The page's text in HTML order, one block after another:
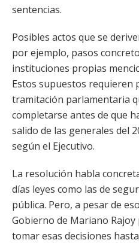
sentencias.
Posibles actos que se
por ejemplo, pasos
instituciones propias
Estos supuestos requieren
tramitación parlamentaria
completarse antes de que
salido de las generales del
según el Ejecutivo.
La resolución habla
días leyes como las de
pública. Pero, a pesar de
Gobierno de Mariano
tomar esas decisiones